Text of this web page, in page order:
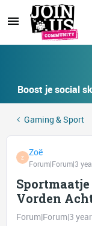
Boost je social
Gaming & Sport
Z Zoë
Forum|Forum|3
Vorden
Forum|Forum|3